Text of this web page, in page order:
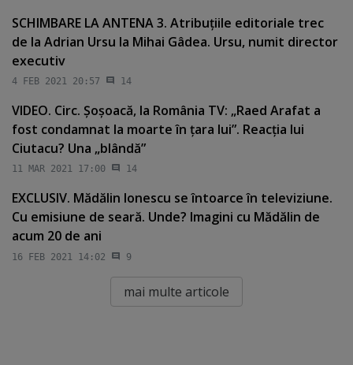
SCHIMBARE LA ANTENA 3. Atribuţiile editoriale trec
de la Adrian Ursu la Mihai Gâdea. Ursu, numit director
executiv
4 FEB 2021 20:57 14
VIDEO. Circ. Şoşoacă, la România TV: „Raed Arafat a
fost condamnat la moarte în ţara lui”. Reacţia lui
Ciutacu? Una „blândă”
11 MAR 2021 17:00 14
EXCLUSIV. Mădălin Ionescu se întoarce în televiziune.
Cu emisiune de seară. Unde? Imagini cu Mădălin de
acum 20 de ani
16 FEB 2021 14:02 9
mai multe articole